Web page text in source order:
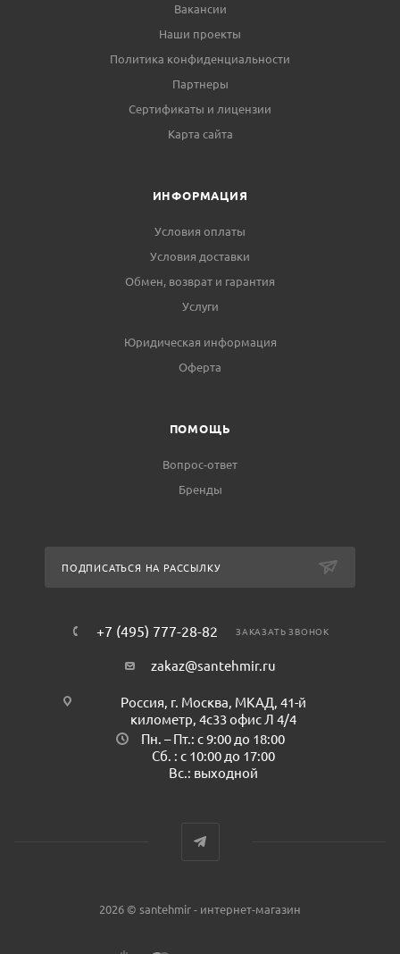
Вакансии
Наши проекты
Политика конфиденциальности
Партнеры
Сертификаты и лицензии
Карта сайта
ИНФОРМАЦИЯ
Условия оплаты
Условия доставки
Обмен, возврат и гарантия
Услуги
Юридическая информация
Оферта
ПОМОЩЬ
Вопрос-ответ
Бренды
ПОДПИСАТЬСЯ НА РАССЫЛКУ
+7 (495) 777-28-82 ЗАКАЗАТЬ ЗВОНОК
zakaz@santehmir.ru
Россия, г. Москва, МКАД, 41-й
километр, 4с33 офис Л 4/4
Пн. – Пт.: с 9:00 до 18:00
Сб. : с 10:00 до 17:00
Вс.: выходной
2026 © santehmir - интернет-магазин